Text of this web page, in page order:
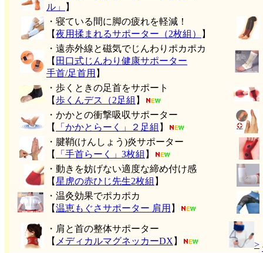
ル」
】
・寝ている間に脚の疲れを軽減！
【夜用揉まれるサポーター（2枚組） 】
・遠赤外線と磁気でじんわりポカポカ
【 田口式じんわり健康サポーター
手首/足首用 】
・歩くときの足首をサポート
【歩くんデス（2足組 】
・かかとの衝撃吸収サポーター
【
「かかとらーく」２足組 】
・腱鞘(けんしょう)炎サポーター
【
「手首らーく」3枚組 】
・動きを妨げない適度な締め付け感
【星虎の赤ひじ先生2枚組 】
・温灸効果でポカポカ
【温恵もぐさサポーター 肩用 】
・肩と首の整体サポーター
【 メディカルマグネッカーDX 】 >